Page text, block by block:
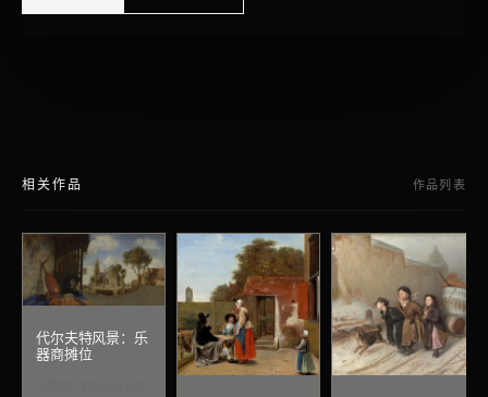
相关作品 作品列表
代尔夫特风景：乐
器商摊位